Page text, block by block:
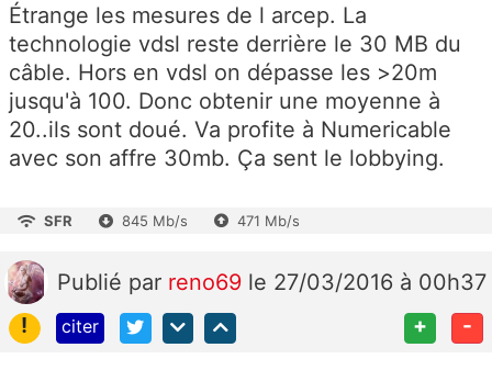
Étrange les mesures de l arcep. La
technologie vdsl reste derrière le 30 MB du
câble. Hors en vdsl on dépasse les >20m
jusqu'à 100. Donc obtenir une moyenne à
20..ils sont doué. Va profite à Numericable
avec son affre 30mb. Ça sent le lobbying.
SFR 845 Mb/s 471 Mb/s
Publié par reno69 le 27/03/2016 à 00h37
!
citer + -